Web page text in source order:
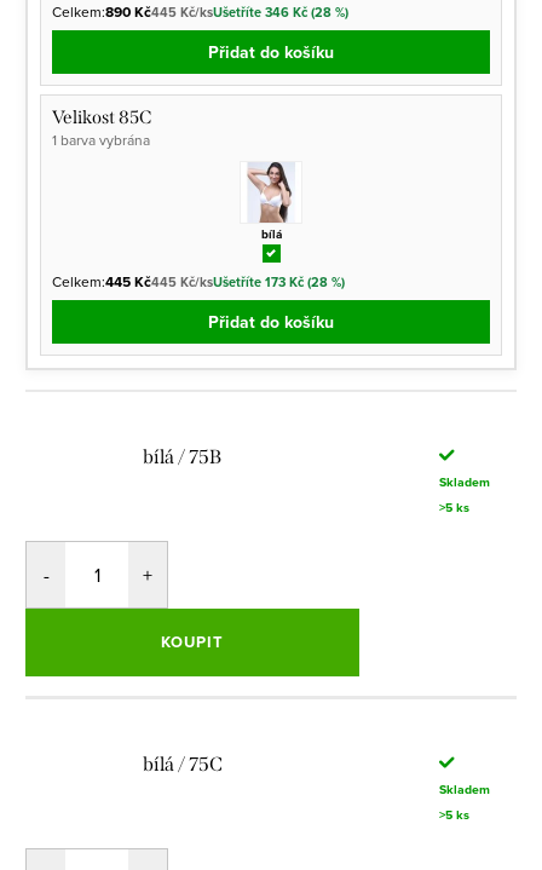
Celkem:890 Kč445 Kč/ksUšetříte 346 Kč (28 %)
Přidat do košíku
Velikost 85C
1 barva vybrána
bílá
Celkem:445 Kč445 Kč/ksUšetříte 173 Kč (28 %)
Přidat do košíku
bílá / 75B
Skladem
>5 ks
KOUPIT
bílá / 75C
Skladem
>5 ks